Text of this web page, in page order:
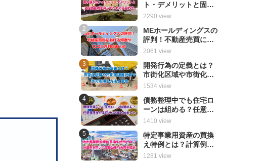
ト・デメリットと固定
資産税を減らすための
2290 view
MEホールディングスの
評判！不動産売買にお
ける特徴や口コミ評判
2061 view
開発行為の定義とは？
市街化区域や市街化調
整区域で許可を得る方
1534 view
債務整理中でも住宅ロ
ーンは組める？任意整
理後や保証人などまと
1410 view
特定事業用資産の買換
え特例とは？計算例を
用いて節税効果や内容
1281 view